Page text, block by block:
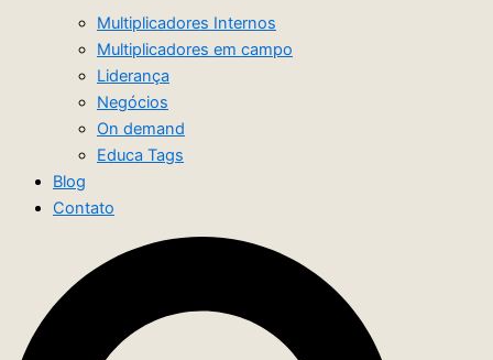
Multiplicadores Internos
Multiplicadores em campo
Liderança
Negócios
On demand
Educa Tags
Blog
Contato